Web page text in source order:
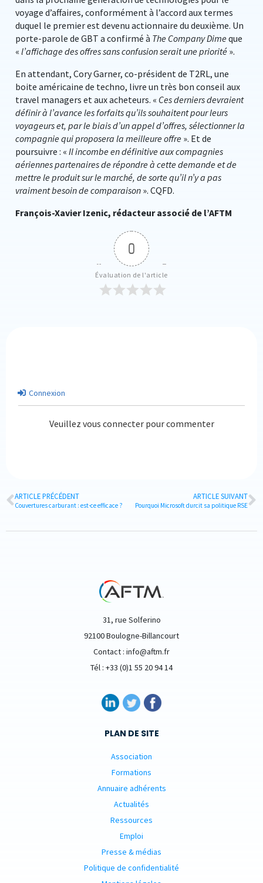
voyage d’affaires, conformément à l’accord aux termes
duquel le premier est devenu actionnaire du deuxième. Un
porte-parole de GBT a confirmé à The Company Dimeque
« l’affichage des offres sans confusion serait une priorité ».
En attendant, Cory Garner, co-président de T2RL, une
boite américaine de techno, livre un très bon conseil aux
travel managers et aux acheteurs. « Ces derniers devraient
définir à l’avance les forfaits qu’ils souhaitent pour leurs
voyageurs et, par le biais d’un appel d’offres, sélectionner la
compagnie qui proposera la meilleure offre ». Et de
poursuivre : « Il incombe en définitive aux compagnies
aériennes partenaires de répondre à cette demande et de
mettre le produit sur le marché, de sorte qu’il n’y a pas
vraiment besoin de comparaison ». CQFD.
François-Xavier Izenic, rédacteur associé de l’AFTM
0
Évaluation de l'article
Connexion
Veuillez vous connecter pour commenter
ARTICLE PRÉCÉDENT
Couvertures carburant : est-ce efficace ?
ARTICLE SUIVANT
Pourquoi Microsoft durcit sa politique RSE
31, rue Solferino
92100 Boulogne-Billancourt
Contact : info@aftm.fr
Tél : +33 (0)1 55 20 94 14
PLAN DE SITE
Association
Formations
Annuaire adhérents
Actualités
Ressources
Emploi
Presse & médias
Politique de confidentialité